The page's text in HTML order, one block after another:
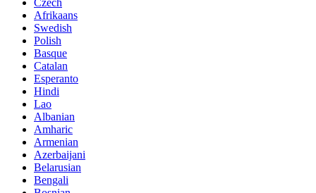
Afrikaans
Swedish
Polish
Basque
Catalan
Esperanto
Hindi
Lao
Albanian
Amharic
Armenian
Azerbaijani
Belarusian
Bengali